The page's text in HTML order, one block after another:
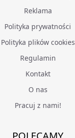
Reklama
Polityka prywatności
Polityka plików cookies
Regulamin
Kontakt
O nas
Pracuj z nami!